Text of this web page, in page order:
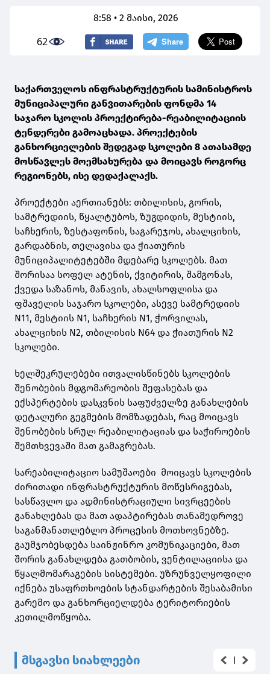
8:58 • 2 მაისი, 2026
62
საქართველოს ინფრასტრუქტურის სამინისტროს
მუნიციპალური განვითარების ფონდმა 14
საჯარო სკოლის პროექტირება-რეაბილიტაციის
ტენდერები გამოაცხადა. პროექტების
განხორციელების შედეგად სკოლები 8 ათასამდე
მოსწავლეს მოემსახურება და მოიცავს როგორც
რეგიონებს, ისე დედაქალაქს.
პროექტები აერთიანებს: თბილისის, გორის,
სამტრედიის, წყალტუბოს, ზუგდიდის, მესტიის,
საჩხერის, ზესტაფონის, საგარეჯოს, ახალციხის,
გარდაბნის, თელავისა და ჭიათურის
მუნიციპალიტეტებში მდებარე სკოლებს. მათ
შორისაა სოფელ ატენის, ქვიტირის, შამგონას,
ქვედა საზანოს, მანავის, ახალსოფლისა და
ფშაველის საჯარო სკოლები, ასევე სამტრედიის
N11, მესტიის N1, საჩხერის N1, ჭორვილას,
ახალციხის N2, თბილისის N64 და ჭიათურის N2
სკოლები.
ხელშეკრულებები ითვალისწინებს სკოლების
შენობების მდგომარეობის შეფასებას და
ექსპერტების დასკვნის საფუძველზე განახლების
დეტალური გეგმების მომზადებას, რაც მოიცავს
შენობების სრულ რეაბილიტაციას და საჭიროების
შემთხვევაში მათ გამაგრებას.
სარეაბილიტაციო სამუშაოები მოიცავს სკოლების
ძირითადი ინფრასტრუქტურის მოწესრიგებას,
სასწავლო და ადმინისტრაციული სივრცეების
განახლებას და მათ ადაპტირებას თანამედროვე
საგანმანათლებლო პროცესის მოთხოვნებზე.
გაუმჯობესდება საინჟინრო კომუნიკაციები, მათ
შორის განახლდება გათბობის, ვენტილაციისა და
წყალმომარაგების სისტემები. უზრუნველყოფილი
იქნება უსაფრთხოების სტანდარტების შესაბამისი
გარემო და განხორციელდება ტერიტორიების
კეთილმოწყობა.
მსგავსი სიახლეები